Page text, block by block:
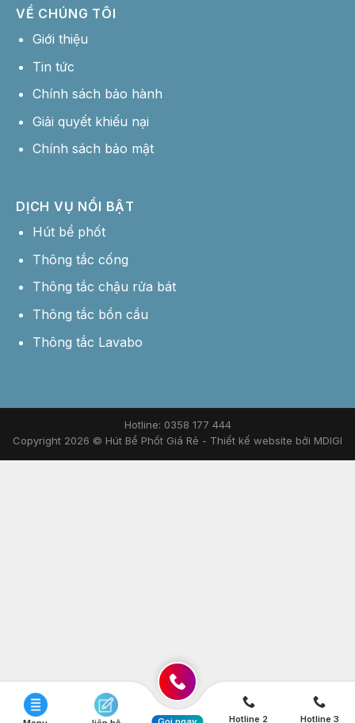
VỀ CHÚNG TÔI
Giới thiệu
Tin tức
Chính sách bảo hành
Giải quyết khiếu nại
Chính sách bảo mật
DỊCH VỤ NỔI BẬT
Hút bể phốt
Thông tắc cống
Thông tắc chậu rửa bát
Thông tắc bồn cầu
Thông tắc Lavabo
Hotline: 0358 177 444
Copyright 2026 © Hút Bể Phốt Giá Rẻ - Thiết kế website bởi MDIGI
Hotline 2 Hotline 3